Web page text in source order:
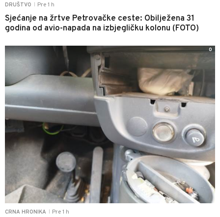
DRUŠTVO Pre 1 h
Sjećanje na žrtve Petrovačke ceste: Obilježena 31
godina od avio-napada na izbjegličku kolonu (FOTO)
CRNA HRONIKA Pre 1 h
0